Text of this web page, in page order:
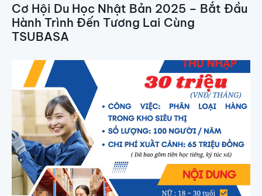
Cơ Hội Du Học Nhật Bản 2025 – Bắt Đầu
Hành Trình Đến Tương Lai Cùng
TSUBASA